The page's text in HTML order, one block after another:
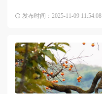
柿子好吃，然后柿干也
发布时间：2025-11-09 11:54:08